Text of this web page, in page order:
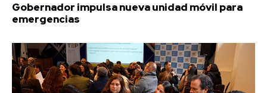
Gobernador impulsa nueva unidad móvil para
emergencias